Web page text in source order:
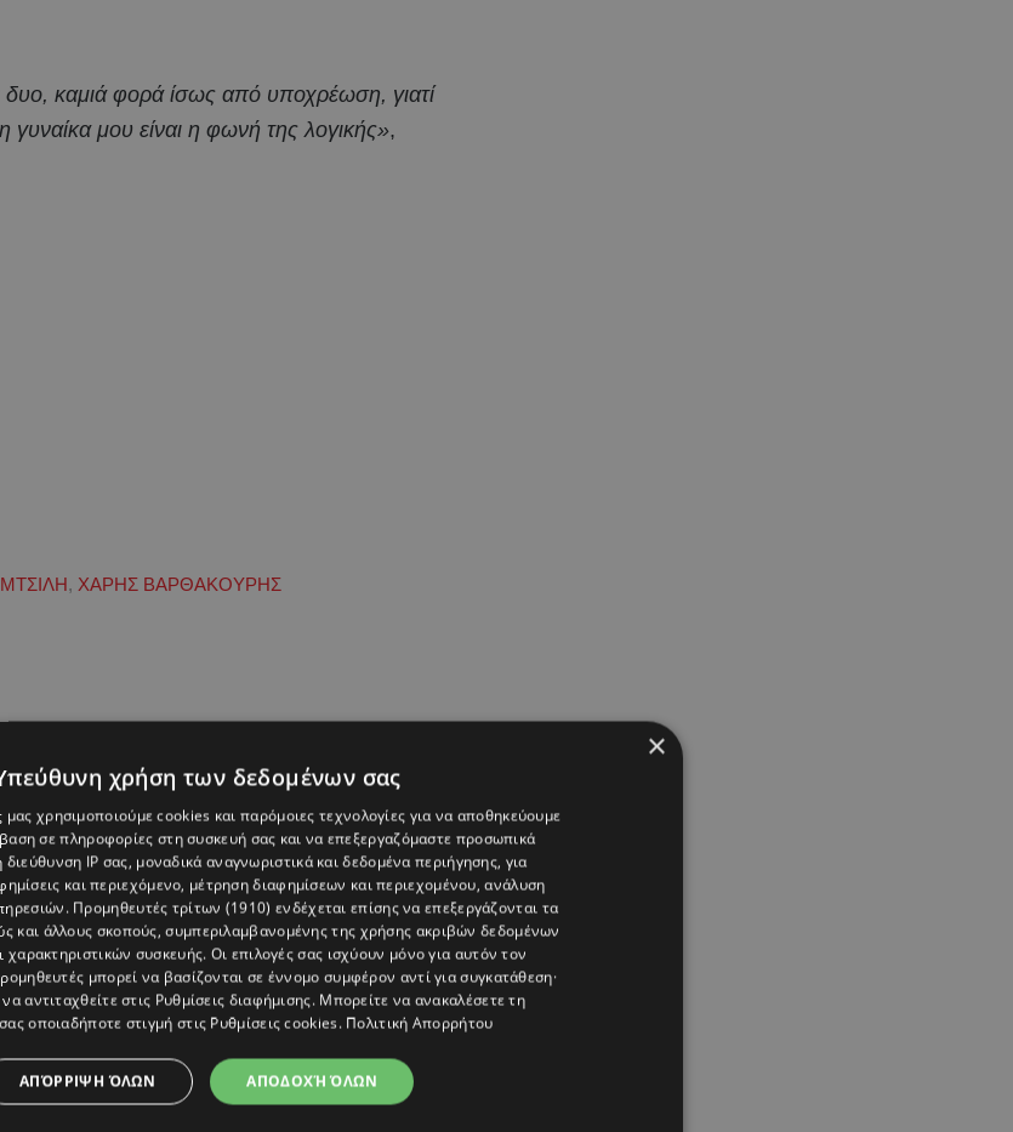
δυο, καμιά φορά ίσως από υποχρέωση, γιατί
γυναίκα μου είναι η φωνή της λογικής»,
, ΧΑΡΗΣ ΒΑΡΘΑΚΟΥΡΗΣ
×
χρήση των δεδομένων σας
μας χρησιμοποιούμε cookies και παρόμοιες τεχνολογίες για να αποθηκεύουμε
σε πληροφορίες στη συσκευή σας και να επεξεργαζόμαστε προσωπικά
IP σας, μοναδικά αναγνωριστικά και δεδομένα περιήγησης, για
και περιεχόμενο, μέτρηση διαφημίσεων και περιεχομένου, ανάλυση
Προμηθευτές τρίτων (1910) ενδέχεται επίσης να επεξεργάζονται τα
και άλλους σκοπούς, συμπεριλαμβανομένης της χρήσης ακριβών δεδομένων
χαρακτηριστικών συσκευής. Οι επιλογές σας ισχύουν μόνο για αυτόν τον
μπορεί να βασίζονται σε έννομο συμφέρον αντί για συγκατάθεση·
αντιταχθείτε στις Ρυθμίσεις διαφήμισης. Μπορείτε να ανακαλέσετε τη
οποιαδήποτε στιγμή στις Ρυθμίσεις cookies. Πολιτική Απορρήτου
ΑΠΟΔΟΧΉ ΌΛΩΝ
ΑΠΌΡΡΙΨΗ ΌΛΩΝ